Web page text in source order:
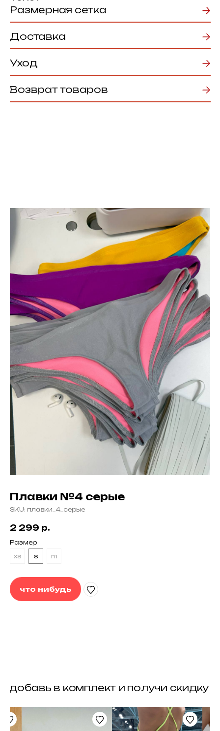
Плавки №4 серые
SKU: плавки_4_серые
2 299 р.
Размер
xs
s m
что нибудь
контакты
whatsapp
задать вопрос следить за нами
instagram